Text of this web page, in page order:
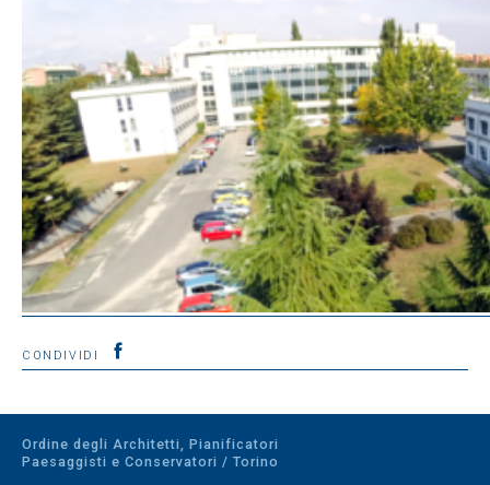
CONDIVIDI
Ordine degli Architetti, Pianificatori
Paesaggisti e Conservatori / Torino